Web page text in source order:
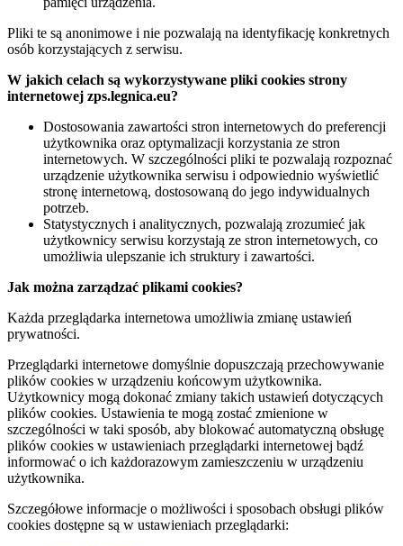
Pliki te są anonimowe i nie pozwalają na identyfikację konkretnych
osób korzystających z serwisu.
W jakich celach są wykorzystywane pliki cookies strony
internetowej zps.legnica.eu?
Dostosowania zawartości stron internetowych do preferencji
użytkownika oraz optymalizacji korzystania ze stron
internetowych. W szczególności pliki te pozwalają rozpoznać
urządzenie użytkownika serwisu i odpowiednio wyświetlić
stronę internetową, dostosowaną do jego indywidualnych
potrzeb.
Statystycznych i analitycznych, pozwalają zrozumieć jak
użytkownicy serwisu korzystają ze stron internetowych, co
umożliwia ulepszanie ich struktury i zawartości.
Jak można zarządzać plikami cookies?
Każda przeglądarka internetowa umożliwia zmianę ustawień
prywatności.
Przeglądarki internetowe domyślnie dopuszczają przechowywanie
plików cookies w urządzeniu końcowym użytkownika.
Użytkownicy mogą dokonać zmiany takich ustawień dotyczących
plików cookies. Ustawienia te mogą zostać zmienione w
szczególności w taki sposób, aby blokować automatyczną obsługę
plików cookies w ustawieniach przeglądarki internetowej bądź
informować o ich każdorazowym zamieszczeniu w urządzeniu
użytkownika.
Szczegółowe informacje o możliwości i sposobach obsługi plików
cookies dostępne są w ustawieniach przeglądarki: